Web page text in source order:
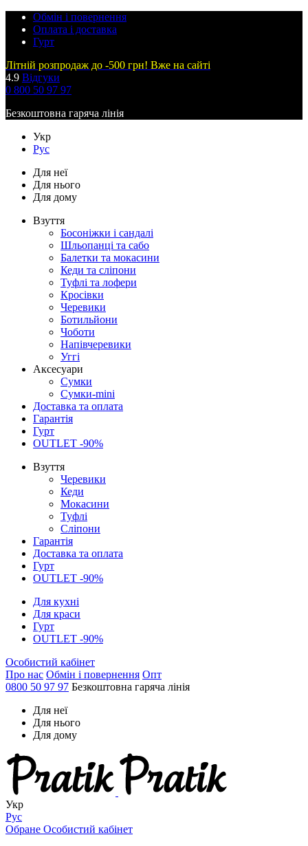
Обмін і повернення
Оплата і доставка
Гурт
Літній розпродаж до -500 грн! Вже на сайті
4.9 Відгуки
0 800 50 97 97
Безкоштовна гаряча лінія
Укр
Рус
Для неї
Для нього
Для дому
Взуття
Босоніжки і сандалі
Шльопанці та сабо
Балетки та мокасини
Кеди та сліпони
Туфлі та лофери
Кросівки
Черевики
Ботильйони
Чоботи
Напівчеревики
Уггі
Аксесуари
Сумки
Сумки-mini
Доставка та оплата
Гарантія
Гурт
OUTLET -90%
Взуття
Черевики
Кеди
Мокасини
Туфлі
Сліпони
Гарантія
Доставка та оплата
Гурт
OUTLET -90%
Для кухні
Для краси
Гурт
OUTLET -90%
Особистий кабінет
Про нас Обмін і повернення Опт
0800 50 97 97 Безкоштовна гаряча лінія
Для неї
Для нього
Для дому
Укр
Рус
Обране Особистий кабінет